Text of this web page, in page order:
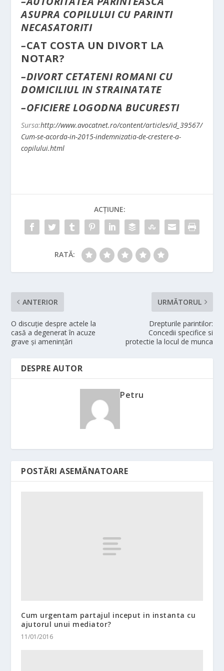
ASUPRA COPILULUI CU PARINTI
NECASATORITI
–CAT COSTA UN DIVORT LA
NOTAR?
–DIVORT CETATENI ROMANI CU
DOMICILIUL IN STRAINATATE
–OFICIERE LOGODNA BUCURESTI
Sursa:http://www.avocatnet.ro/content/articles/id_39567/
Cum-se-acorda-in-2015-indemnizatia-de-crestere-a-
copilului.html
ACȚIUNE:
RATĂ:
ANTERIOR
O discuţie despre actele la
casă a degenerat în acuze
grave şi ameninţări
URMĂTORUL
Drepturile parintilor:
Concedii specifice si
protectie la locul de munca
DESPRE AUTOR
Petru
POSTĂRI ASEMĂNATOARE
Cum urgentam partajul inceput in instanta cu
ajutorul unui mediator?
11/01/2016